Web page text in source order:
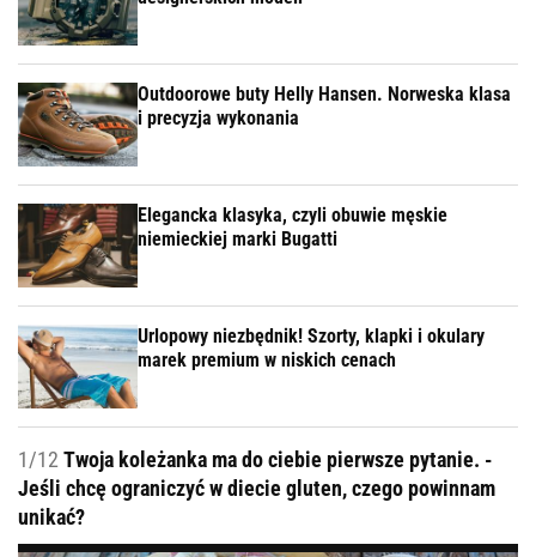
Outdoorowe buty Helly Hansen. Norweska klasa
i precyzja wykonania
Elegancka klasyka, czyli obuwie męskie
niemieckiej marki Bugatti
Urlopowy niezbędnik! Szorty, klapki i okulary
marek premium w niskich cenach
1/12 Twoja koleżanka ma do ciebie pierwsze pytanie. -
Jeśli chcę ograniczyć w diecie gluten, czego powinnam
unikać?